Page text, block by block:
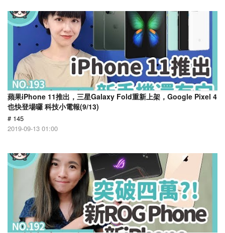
蘋果iPhone 11推出，三星Galaxy Fold重新上架，Google Pixel 4
也快登場囉 科技小電報(9/13)
# 145
2019-09-13 01:00